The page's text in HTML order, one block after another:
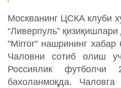
Москванинг ЦСКА клуби
“Ливерпуль”
"Mirror" нашрининг хабар
Чаловни сотиб олиш
Россиялик
бахоланмоқда.